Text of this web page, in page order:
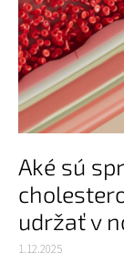
Aké sú
udržať v
1.12.2025